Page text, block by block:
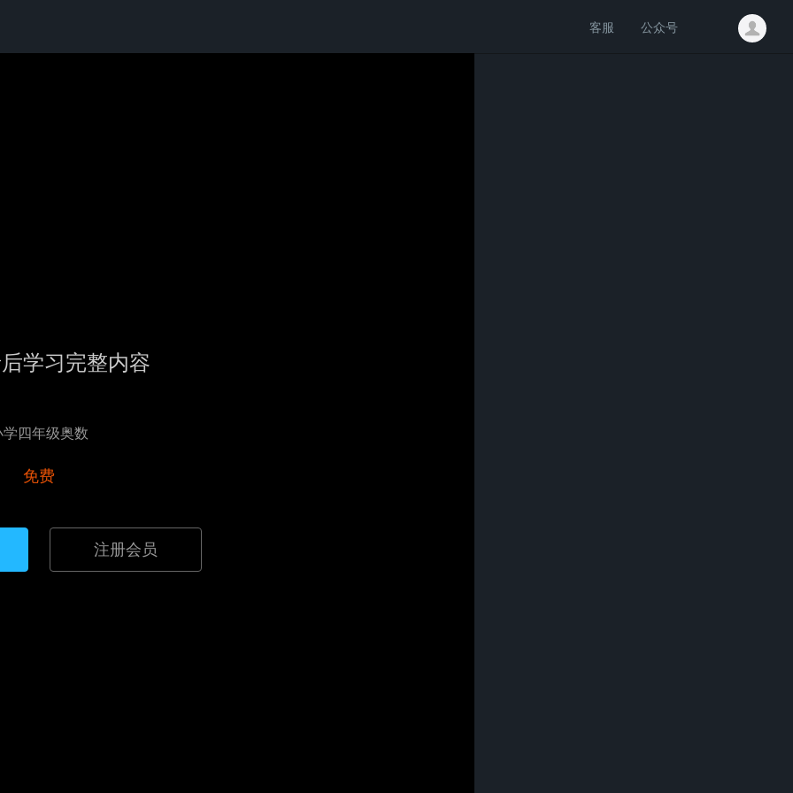
客服 公众号
学习完整内容
学四年级奥数
免费
注册会员